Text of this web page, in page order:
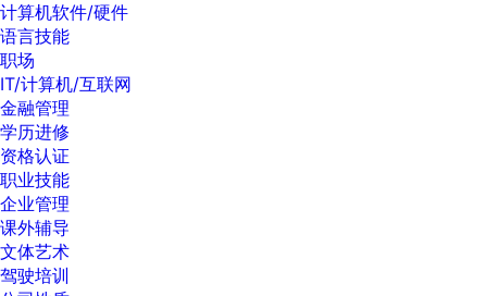
计算机软件/硬件
语言技能
职场
IT/计算机/互联网
金融管理
学历进修
资格认证
职业技能
企业管理
课外辅导
文体艺术
驾驶培训